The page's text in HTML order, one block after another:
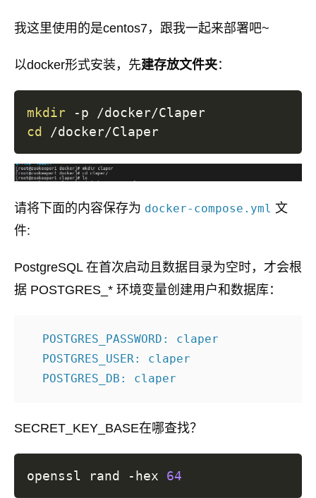
我这里使用的是centos7，跟我一起来部署吧~
以docker形式安装，先建存放文件夹：
mkdir
cd
请将下面的内容保存为 docker-compose.yml 文
件:
PostgreSQL 在首次启动且数据目录为空时，才会根
据 POSTGRES_* 环境变量创建用户和数据库：
  POSTGRES_PASSWORD: claper
  POSTGRES_USER: claper
SECRET_KEY_BASE在哪查找？
openssl rand -hex 64